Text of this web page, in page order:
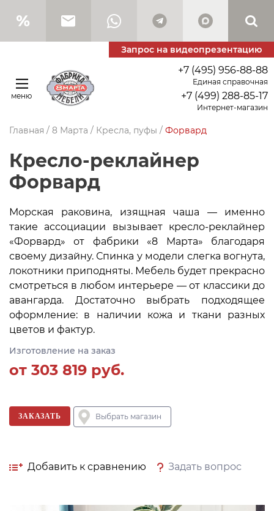
Запрос на видеопрезентацию
меню
+7 (495) 956-88-88
Единая справочная
+7 (499) 288-85-17
Интернет-магазин
Главная / 8 Марта / Кресла, пуфы / Форвард
Кресло-реклайнер
Форвард
Морская раковина, изящная чаша — именно
такие ассоциации вызывает кресло-реклайнер
«Форвард» от фабрики «8 Марта» благодаря
своему дизайну. Спинка у модели слегка вогнута,
локотники приподняты. Мебель будет прекрасно
смотреться в любом интерьере — от классики до
авангарда. Достаточно выбрать подходящее
оформление: в наличии кожа и ткани разных
цветов и фактур.
Изготовление на заказ
от 303 819 руб.
ЗАКАЗАТЬ Выбрать магазин
Добавить к сравнению Задать вопрос